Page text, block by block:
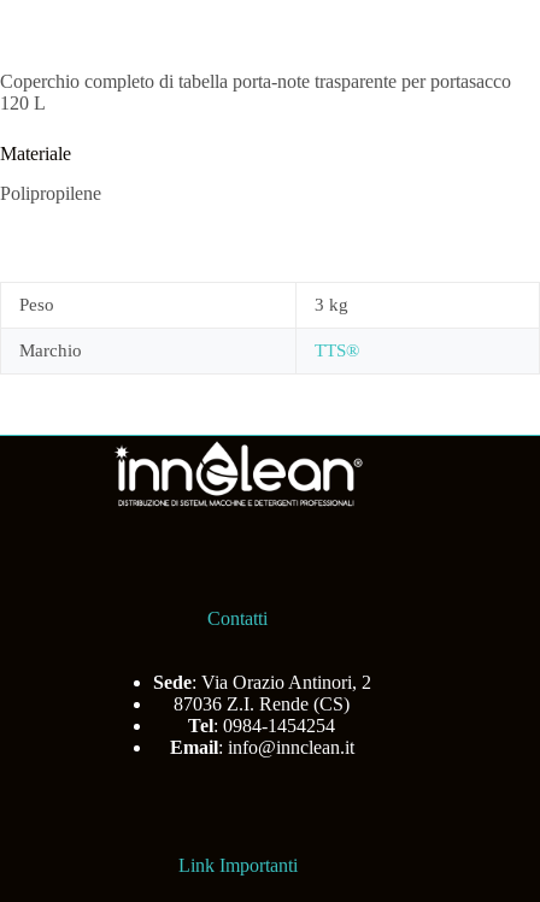
Coperchio completo di tabella porta-note trasparente per portasacco
120 L
Materiale
Polipropilene
Peso 3 kg
Marchio TTS®
Contatti
Sede: Via Orazio Antinori, 2
87036 Z.I. Rende (CS)
Tel: 0984-1454254
Email: info@innclean.it
Link Importanti